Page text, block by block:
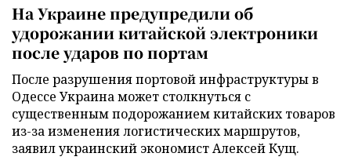
На Украине предупредили об
удорожании китайской электроники
после ударов по портам
После разрушения портовой инфраструктуры в
Одессе Украина может столкнуться с
существенным подорожанием китайских товаров
из-за изменения логистических маршрутов,
заявил украинский экономист Алексей Кущ.